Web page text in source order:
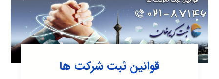
قوانین ثبت شرکت ها